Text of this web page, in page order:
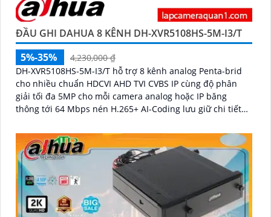
ĐẦU GHI DAHUA 8 KÊNH DH-XVR5108HS-5M-I3/T
5%-35%
4,230,000 ₫
DH-XVR5108HS-5M-I3/T hỗ trợ 8 kênh analog Penta-brid
cho nhiều chuẩn HDCVI AHD TVI CVBS IP cùng độ phân
giải tối đa 5MP cho mỗi camera analog hoặc IP băng
thông tới 64 Mbps nén H.265+ AI-Coding lưu giữ chi tiết